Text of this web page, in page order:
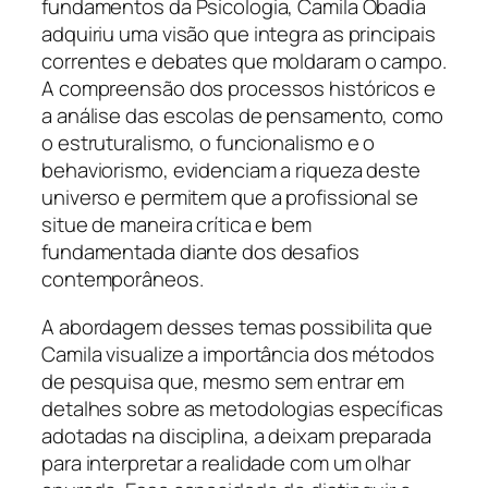
fundamentos da Psicologia, Camila Obadia
adquiriu uma visão que integra as principais
correntes e debates que moldaram o campo.
A compreensão dos processos históricos e
a análise das escolas de pensamento, como
o estruturalismo, o funcionalismo e o
behaviorismo, evidenciam a riqueza deste
universo e permitem que a profissional se
situe de maneira crítica e bem
fundamentada diante dos desafios
contemporâneos.
A abordagem desses temas possibilita que
Camila visualize a importância dos métodos
de pesquisa que, mesmo sem entrar em
detalhes sobre as metodologias específicas
adotadas na disciplina, a deixam preparada
para interpretar a realidade com um olhar